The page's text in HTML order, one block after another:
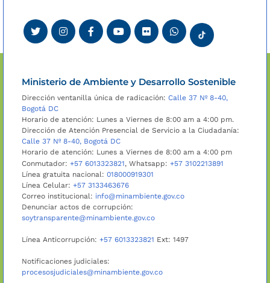
Ministerio de Ambiente y Desarrollo Sostenible
Dirección ventanilla única de radicación: Calle 37 Nº 8-40,
Bogotá DC
Horario de atención: Lunes a Viernes de 8:00 am a 4:00 pm.
Dirección de Atención Presencial de Servicio a la Ciudadanía:
Calle 37 Nº 8-40, Bogotá DC
Horario de atención: Lunes a Viernes de 8:00 am a 4:00 pm
Conmutador: +57 6013323821, Whatsapp: +57 3102213891
Línea gratuita nacional: 018000919301
Línea Celular: +57 3133463676
Correo institucional: info@minambiente.gov.co
Denunciar actos de corrupción:
soytransparente@minambiente.gov.co
Línea Anticorrupción: +57 6013323821 Ext: 1497
Notificaciones judiciales:
procesosjudiciales@minambiente.gov.co